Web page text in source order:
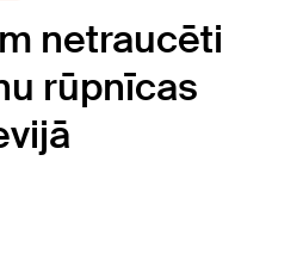
netraucēti
rūpnīcas